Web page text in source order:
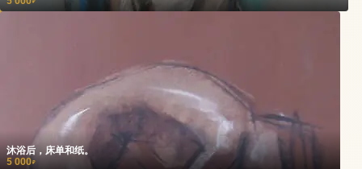
沐浴后，床单和纸。
5 000₽